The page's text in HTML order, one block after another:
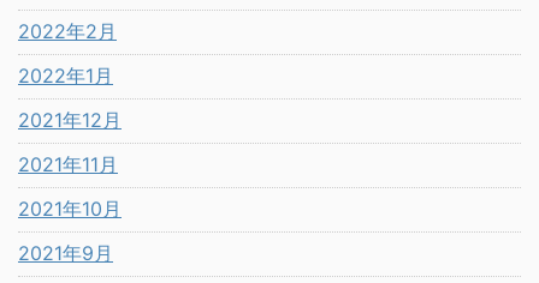
2022年2月
2022年1月
2021年12月
2021年11月
2021年10月
2021年9月